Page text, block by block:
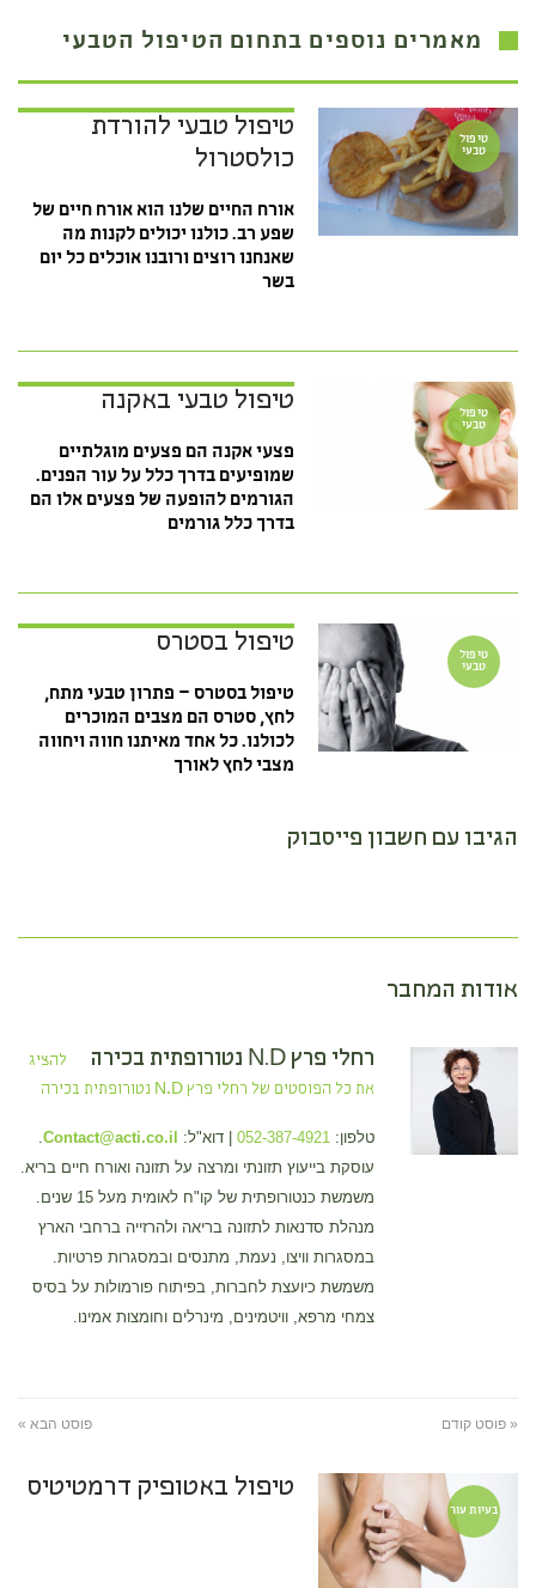
מאמרים נוספים בתחום הטיפול הטבעי
טיפול
טבעי
טיפול טבעי להורדת
כולסטרול
אורח החיים שלנו הוא אורח חיים של
שפע רב. כולנו יכולים לקנות מה
שאנחנו רוצים ורובנו אוכלים כל יום
בשר
טיפול
טבעי
טיפול טבעי באקנה
פצעי אקנה הם פצעים מוגלתיים
שמופיעים בדרך כלל על עור הפנים.
הגורמים להופעה של פצעים אלו הם
בדרך כלל גורמים
טיפול
טבעי
טיפול בסטרס
טיפול בסטרס – פתרון טבעי מתח,
לחץ, סטרס הם מצבים המוכרים
לכולנו. כל אחד מאיתנו חווה ויחווה
מצבי לחץ לאורך
הגיבו עם חשבון פייסבוק
אודות המחבר
רחלי פרץ N.D נטורופתית בכירה
להציג
את כל הפוסטים של רחלי פרץ N.D נטורופתית בכירה
טלפון: 052-387-4921 | דוא"ל: Contact@acti.co.il
.
עוסקת בייעוץ תזונתי ומרצה על תזונה ואורח חיים בריא.
משמשת כנטורופתית של קו"ח לאומית מעל 15 שנים.
מנהלת סדנאות לתזונה בריאה ולהרזייה ברחבי הארץ
במסגרות וויצו, נעמת, מתנסים ובמסגרות פרטיות.
משמשת כיועצת לחברות, בפיתוח פורמולות על בסיס
צמחי מרפא, וויטמינים, מינרלים וחומצות אמינו.
« פוסט קודם פוסט הבא »
בעיות עור
טיפול באטופיק דרמטיטיס